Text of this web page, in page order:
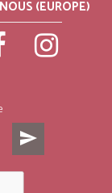
(EUROPE)
send